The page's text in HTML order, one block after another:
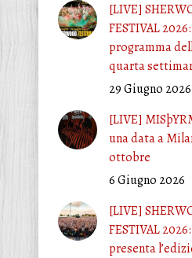
[LIVE]
FESTIVAL
programma
quarta
29 Giugno 2026
[LIVE]
una data a
ottobre
6 Giugno 2026
[LIVE]
FESTIVAL 2026:
presenta